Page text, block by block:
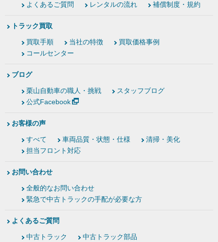
よくあるご質問
レンタルの流れ 補償制度・規約
トラック買取
買取手順 当社の特徴
買取価格事例
コールセンター
ブログ
栗山自動車の職人・挑戦
スタッフブログ
公式Facebook
お客様の声
すべて 車両品質・状態・仕様
清掃・美化
担当フロント対応
お問い合わせ
全般的なお問い合わせ
緊急で中古トラックの手配が必要な方
よくあるご質問
中古トラック
中古トラック部品